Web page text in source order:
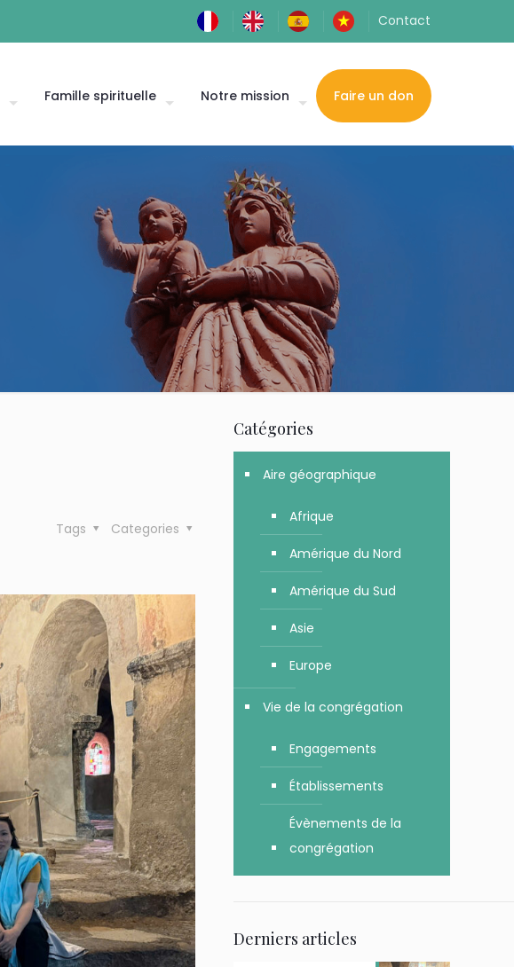
Contact
Famille spirituelle Notre mission Faire un don
Categories
Tags
Catégories
Aire géographique
Afrique
Amérique du Nord
Amérique du Sud
Asie
Europe
Vie de la congrégation
Engagements
Établissements
Évènements de la
congrégation
Derniers articles